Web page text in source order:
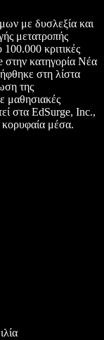
με δυσλεξία και
μετατροπής
κριτικές
στην κατηγορία Νέα
στη λίστα
της
μαθησιακές
στα EdSurge, Inc.,
μέσα.